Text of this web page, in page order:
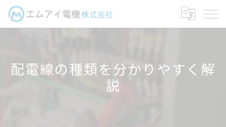
配電線の種類を分かりやすく解
説